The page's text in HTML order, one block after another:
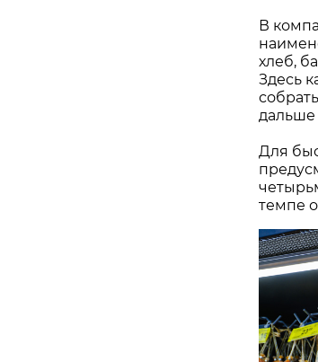
В
хлеб,
Здесь
дальше
Для
темпе